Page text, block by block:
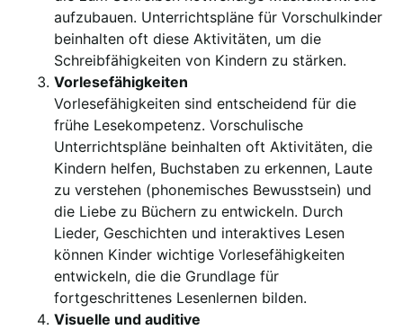
aufzubauen. Unterrichtspläne für Vorschulkinder
beinhalten oft diese Aktivitäten, um die
Schreibfähigkeiten von Kindern zu stärken.
Vorlesefähigkeiten
Vorlesefähigkeiten sind entscheidend für die
frühe Lesekompetenz. Vorschulische
Unterrichtspläne beinhalten oft Aktivitäten, die
Kindern helfen, Buchstaben zu erkennen, Laute
zu verstehen (phonemisches Bewusstsein) und
die Liebe zu Büchern zu entwickeln. Durch
Lieder, Geschichten und interaktives Lesen
können Kinder wichtige Vorlesefähigkeiten
entwickeln, die die Grundlage für
fortgeschrittenes Lesenlernen bilden.
Visuelle und auditive